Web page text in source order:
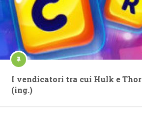
I vendicatori tra cui Hulk e Thor
(ing.)